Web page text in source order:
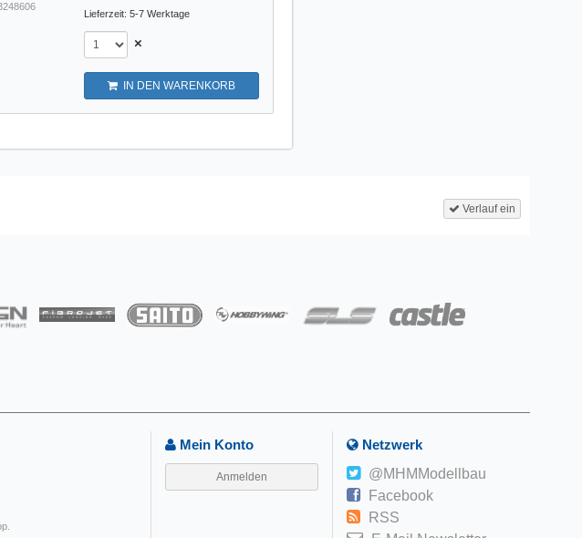
Lieferzeit: 5-7 Werktage
×
IN DEN WARENKORB
Verlauf ein
Mein Konto
Anmelden
Netzwerk
@MHMModellbau
Facebook
RSS